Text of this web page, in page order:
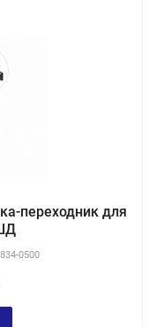
переходник для
0500